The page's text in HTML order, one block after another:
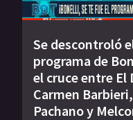
Se descontroló
programa de
el cruce entre El
Carmen Barbieri,
Pachano y